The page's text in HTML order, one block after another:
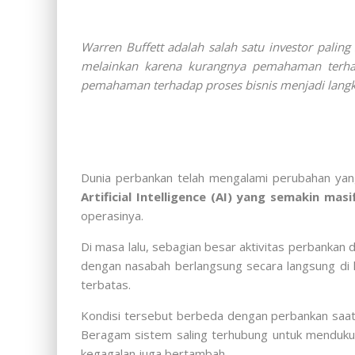
Warren Buffett adalah salah satu investor
melainkan karena kurangnya pemahaman
pemahaman terhadap proses bisnis menjadi
Dunia perbankan telah mengalami perubahan
Artificial Intelligence (AI) yang semakin
operasinya.
Di masa lalu, sebagian besar aktivitas perbankan
dengan nasabah berlangsung secara langsung
terbatas.
Kondisi tersebut berbeda dengan perbankan
Beragam sistem saling terhubung untuk